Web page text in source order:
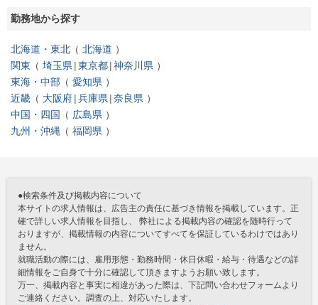
勤務地から探す
北海道・東北
北海道
関東
埼玉県 東京都 神奈川県
東海・中部
愛知県
近畿
大阪府 兵庫県 奈良県
中国・四国
広島県
九州・沖縄
福岡県
●検索条件及び掲載内容について
本サイトの求人情報は、広告主の責任に基づき情報を掲載しています。正
確で詳しい求人情報を目指し、 弊社による掲載内容の確認を随時行って
おりますが、掲載情報の内容についてすべてを保証しているわけではあり
ません。
就職活動の際には、雇用形態・勤務時間・休日休暇・給与・待遇などの詳
細情報をご自身で十分に確認して頂きますようお願い致します。
万一、掲載内容と事実に相違があった際は、下記問い合わせフォームより
ご連絡ください。調査の上、対応いたします。